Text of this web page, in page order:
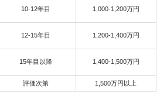
10-12年目 1,000-1,200万円
12-15年目 1,200-1,400万円
15年目以降 1,400-1,500万円
評価次第 1,500万円以上